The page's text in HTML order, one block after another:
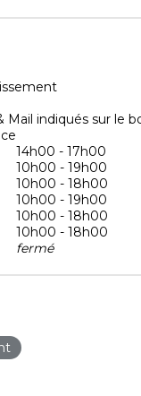
Mail indiqués sur le
14h00 - 17h00
10h00 - 19h00
10h00 - 18h00
10h00 - 19h00
10h00 - 18h00
10h00 - 18h00
fermé